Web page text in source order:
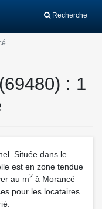
Recherche
: 1
Située dans le
est en zone tendue
au m2à Morancé
pour les locataires